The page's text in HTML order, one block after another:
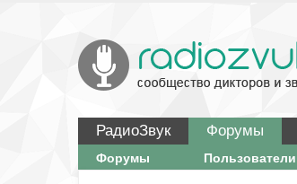
РадиоЗвук Форумы
Форумы Пользователи